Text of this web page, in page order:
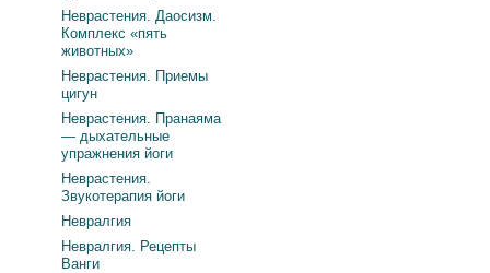
Неврастения. Даосизм.
Комплекс «пять
животных»
Неврастения. Приемы
цигун
Неврастения. Пранаяма
— дыхательные
упражнения йоги
Неврастения.
Звукотерапия йоги
Невралгия
Невралгия. Рецепты
Ванги